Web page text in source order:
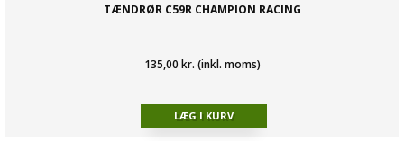
TÆNDRØR C59R CHAMPION RACING
135,00 kr. (inkl. moms)